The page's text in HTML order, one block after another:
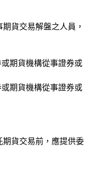
貨交易解盤之人員，
期貨機構從事證券或
期貨機構從事證券或
期貨交易前，應提供委